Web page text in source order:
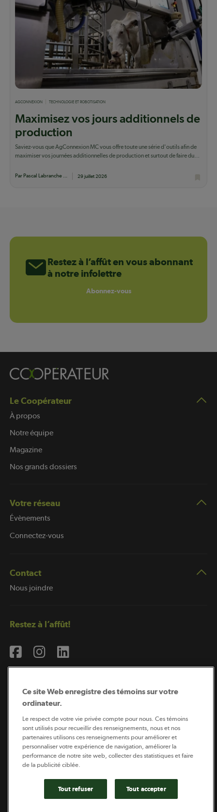
AGCONNEXION TECHNOLOGIE ET ROBOTISATION
Maximisez vos jours additionnels de
production
Saviez-vous que AgConnexion MC vous offre toute une série d'outils afin de
maximiser vos journées additionnelles de production et surtout de faire du
Par Pascal Labranche ... 29 juillet 2026
Restez à l’affût en vous abonnant
à notre infolettre
Abonnez-vous
Le Coopérateur
À propos
Notre équipe
Magazine
Nos grands dossiers
Votre réseau
Évènements
Connectez-vous
Contact
Nous joindre
Restez à l’affût!
Coopérateur est publié par Sollio Groupe Coopératif.
Il est l’outil d’information de la coopération agricole
québécoise.
Ce site Web enregistre des témoins sur votre
ordinateur.
Le respect de votre vie privée compte pour nous. Ces témoins
sont utilisés pour recueillir des renseignements, nous et nos
partenaires utilisons ces renseignements pour améliorer et
personnaliser votre expérience de navigation, améliorer la
performance de notre site web, collecter des statistiques et faire
de la publicité ciblée.
Tout refuser Tout accepter